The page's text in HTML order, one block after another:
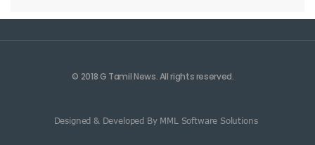
© 2018 G Tamil News. All rights reserved.
Designed & Developed By MML Software Solutions